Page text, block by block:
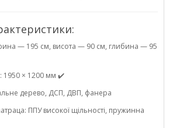
— 195 см, висота — 90 см, глибина — 95
1950 × 1200 мм ✔️
дерево, ДСП, ДВП, фанера
ППУ високої щільності, пружинна